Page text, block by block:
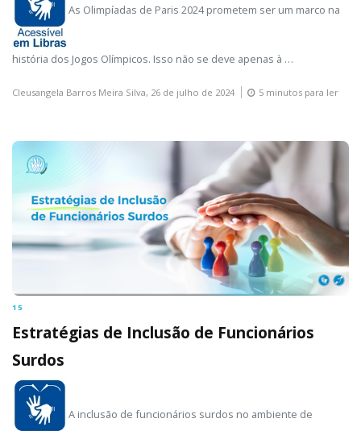
As Olimpíadas de Paris 2024 prometem ser um marco na
história dos Jogos Olímpicos. Isso não se deve apenas à …
Cleusangela Barros Meira Silva, 26 de julho de 2024 5 minutos para ler
15
Estratégias de Inclusão de Funcionários
Surdos
A inclusão de funcionários surdos no ambiente de